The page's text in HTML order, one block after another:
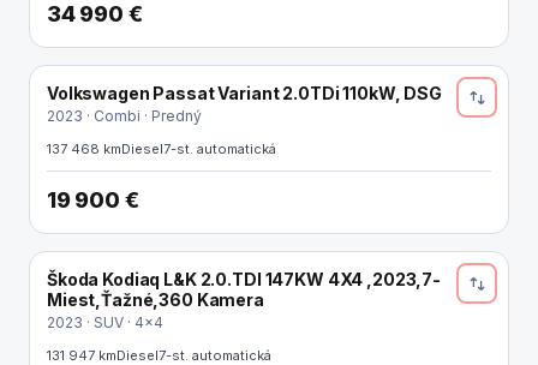
34 990 €
REZERVOVANÉ
Volkswagen Passat Variant 2.0TDi 110kW, DSG
2023 · Combi · Predný
137 468 kmDiesel7-st. automatická
19 900 €
Škoda Kodiaq L&K 2.0.TDI 147KW 4X4 ,2023,7-
Miest,Ťažné,360 Kamera
2023 · SUV · 4x4
131 947 kmDiesel7-st. automatická